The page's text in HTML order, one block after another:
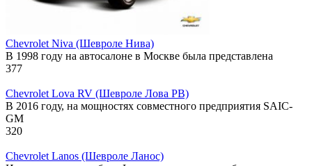
Chevrolet Niva (Шевроле Нива)
В 1998 году на автосалоне в Москве была представлена
377
Chevrolet Lova RV (Шевроле Лова РВ)
В 2016 году, на мощностях совместного предприятия SAIC-
GM
320
Chevrolet Lanos (Шевроле Ланос)